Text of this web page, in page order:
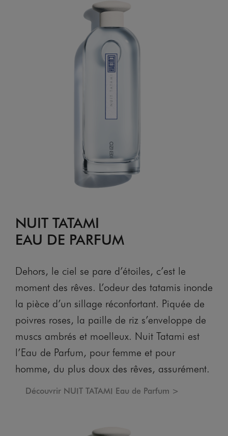
NUIT TATAMI
EAU DE PARFUM
Dehors, le ciel se pare d’étoiles, c’est le
moment des rêves. L’odeur des tatamis inonde
la pièce d’un sillage réconfortant. Piquée de
poivres roses, la paille de riz s’enveloppe de
muscs ambrés et moelleux. Nuit Tatami est
l’Eau de Parfum, pour femme et pour
homme, du plus doux des rêves, assurément.
Découvrir NUIT TATAMI Eau de Parfum >